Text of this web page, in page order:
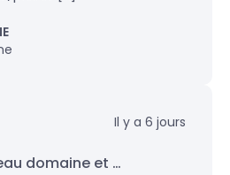
Il y a 6 jours
domaine et …